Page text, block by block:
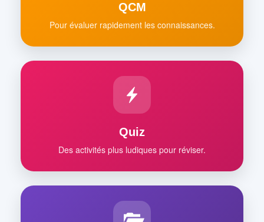
QCM
Pour évaluer rapidement les connaissances.
Quiz
Des activités plus ludiques pour réviser.